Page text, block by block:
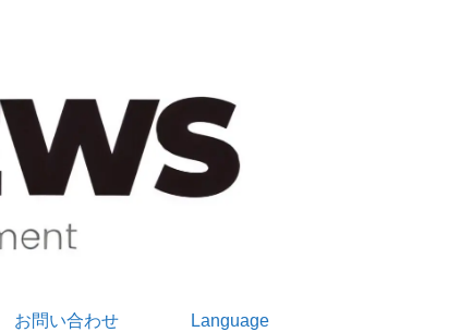
お問い合わせ
Language